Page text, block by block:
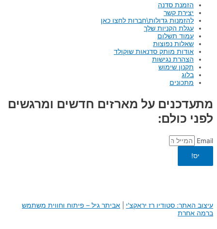
הזמנת סדנה
יצירת קשר
להזמנות גדולות\חברות לחצו כאן
עגלת הקניות שלך
עמוד תשלום
שאלות נפוצות
אודות מותק סדנאות שוקולד
הצהרת נגישות
תקנון שימוש
בלוג
מתכונים
מתעדכנים על מארזים חדשים ומרגשים
לפני כולם:
Email
יס!
עיצוב האתר: סטודיו רז יראקצ'י אביתר גיל – פיתוח וחווית משתמש
ברמה אחרת